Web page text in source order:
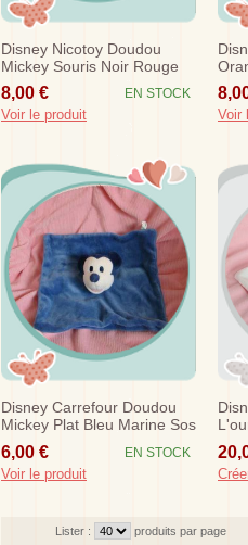
Disney Nicotoy Doudou
Mickey Souris Noir Rouge
Sos
8,00 € EN STOCK
Voir le produit
Sos
Voir
Disney Carrefour Doudou
Mickey Plat Bleu Marine Sos
6,00 € EN STOCK
Voir le produit
Lister : produits par page